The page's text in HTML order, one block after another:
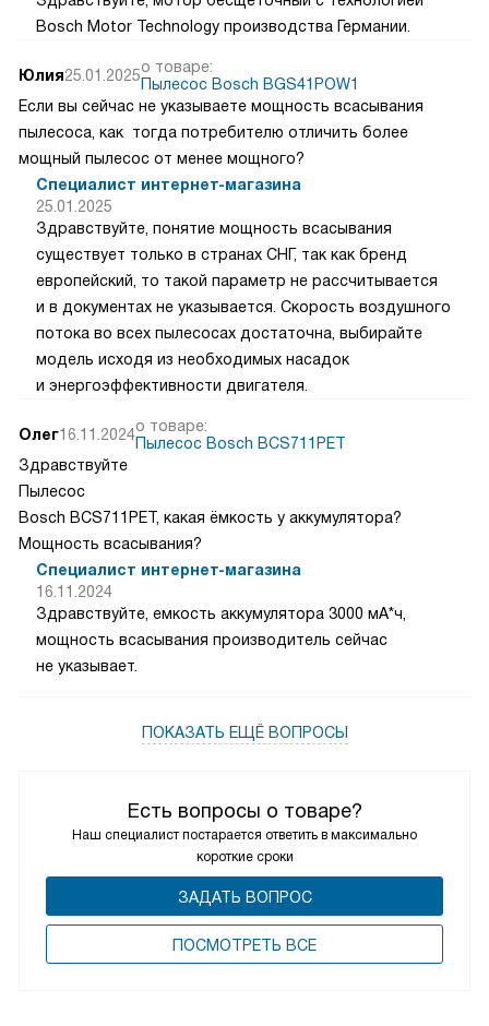
Есть вопросы о товаре?
Наш специалист постарается ответить в максимально
короткие сроки
ЗАДАТЬ ВОПРОС
ПОCМОТРЕТЬ ВСЕ
Bosch Motor Technology производства Германии.
Юлия25.01.2025о товаре:
Пылесос Bosch BGS41POW1
Если вы сейчас не указываете мощность всасывания
пылесоса, как тогда потребителю отличить более
мощный пылесос от менее мощного?
Специалист интернет-магазина
25.01.2025
Здравствуйте, понятие мощность всасывания
существует только в странах СНГ, так как бренд
европейский, то такой параметр не рассчитывается
и в документах не указывается. Скорость воздушного
потока во всех пылесосах достаточна, выбирайте
модель исходя из необходимых насадок
и энергоэффективности двигателя.
Олег16.11.2024о товаре:
Пылесос Bosch BCS711PET
Здравствуйте
Пылесос
Bosch BCS711PET, какая ёмкость у аккумулятора?
Мощность всасывания?
Специалист интернет-магазина
16.11.2024
Здравствуйте, емкость аккумулятора 3000 мА*ч,
мощность всасывания производитель сейчас
не указывает.
ПОКАЗАТЬ ЕЩЁ ВОПРОСЫ